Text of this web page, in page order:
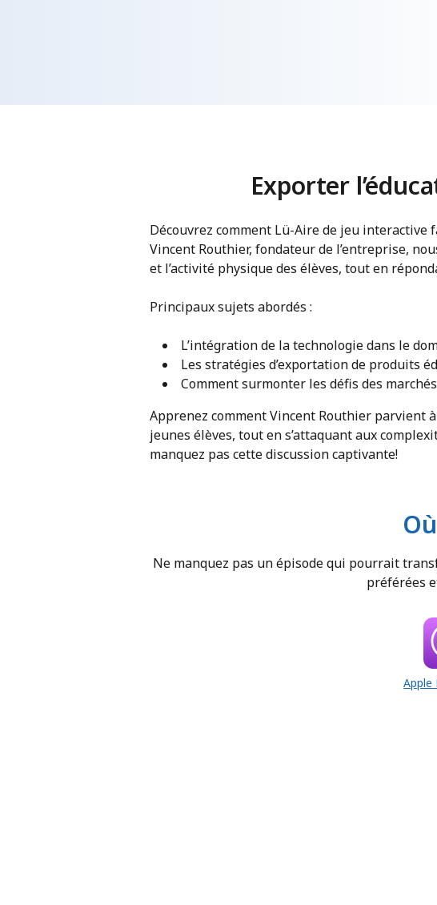
Exporter
Découvrez comment Lü-Aire de jeu interactive
Vincent Routhier, fondateur de l’entreprise,
et l’activité physique des élèves, tout en
Principaux sujets abordés :
L’intégration de la technologie dans le
Les stratégies d’exportation de produits
Comment surmonter les défis des
Apprenez comment Vincent Routhier parvient
jeunes élèves, tout en s’attaquant aux
manquez pas cette discussion captivante!
Ne manquez pas un épisode qui pourrait
préférées
Apple